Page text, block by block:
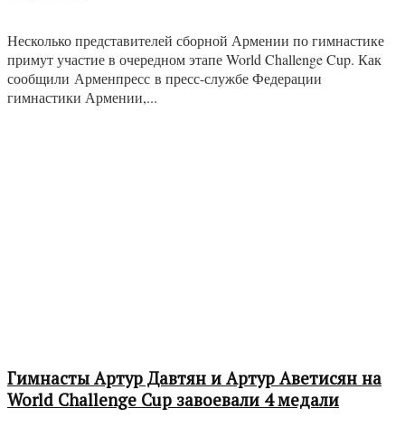
Несколько представителей сборной Армении по гимнастике
примут участие в очередном этапе World Challenge Cup. Как
сообщили Арменпресс в пресс-службе Федерации
гимнастики Армении,...
Гимнасты Артур Давтян и Артур Аветисян на
World Challenge Cup завоевали 4 медали